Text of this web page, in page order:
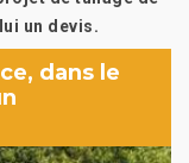
un devis.
dans le